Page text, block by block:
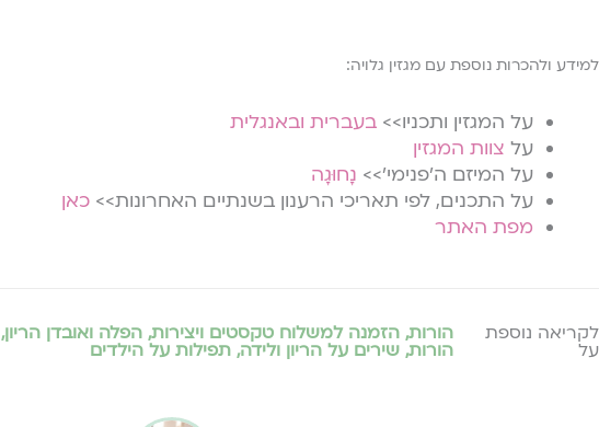
למידע ולהכרות נוספת עם מגזין גלויה:
על המגזין ותכניו>> בעברית ובאנגלית
על צוות המגזין
על המיזם ה׳פנימי׳>> נָחוּגָה
על התכנים, לפי תאריכי הרענון בשנתיים האחרונות>> כאן
מפת האתר
לקריאה נוספת
על
הורות, הזמנה למשלוח טקסטים ויצירות, הפלה ואובדן הריון,
הורות, שירים על הריון ולידה, תפילות על הילדים